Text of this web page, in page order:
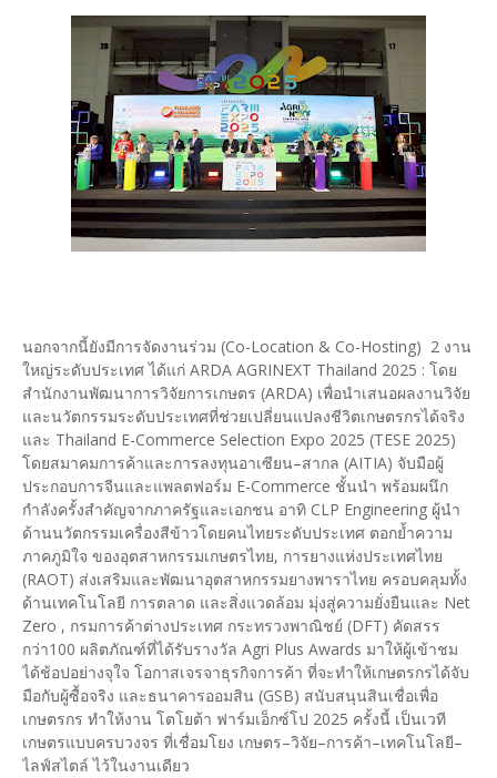
นอกจากนี้ยังมีการจัดงานร่วม (Co-Location & Co-Hosting) 2 งาน
ใหญ่ระดับประเทศ ได้แก่ ARDA AGRINEXT Thailand 2025 : โดย
สำนักงานพัฒนาการวิจัยการเกษตร (ARDA) เพื่อนำเสนอผลงานวิจัย
และนวัตกรรมระดับประเทศที่ช่วยเปลี่ยนแปลงชีวิตเกษตรกรได้จริง
และ Thailand E-Commerce Selection Expo 2025 (TESE 2025)
โดยสมาคมการค้าและการลงทุนอาเซียน–สากล (AITIA) จับมือผู้
ประกอบการจีนและแพลตฟอร์ม E-Commerce ชั้นนำ พร้อมผนึก
กำลังครั้งสำคัญจากภาครัฐและเอกชน อาทิ CLP Engineering ผู้นำ
ด้านนวัตกรรมเครื่องสีข้าวโดยคนไทยระดับประเทศ ตอกย้ำความ
ภาคภูมิใจ ของอุตสาหกรรมเกษตรไทย, การยางแห่งประเทศไทย
(RAOT) ส่งเสริมและพัฒนาอุตสาหกรรมยางพาราไทย ครอบคลุมทั้ง
ด้านเทคโนโลยี การตลาด และสิ่งแวดล้อม มุ่งสู่ความยั่งยืนและ Net
Zero , กรมการค้าต่างประเทศ กระทรวงพาณิชย์ (DFT) คัดสรร
กว่า100 ผลิตภัณฑ์ที่ได้รับรางวัล Agri Plus Awards มาให้ผู้เข้าชม
ได้ช้อปอย่างจุใจ โอกาสเจรจาธุรกิจการค้า ที่จะทำให้เกษตรกรได้จับ
มือกับผู้ซื้อจริง และธนาคารออมสิน (GSB) สนับสนุนสินเชื่อเพื่อ
เกษตรกร ทำให้งาน โตโยต้า ฟาร์มเอ็กซ์โป 2025 ครั้งนี้ เป็นเวที
เกษตรแบบครบวงจร ที่เชื่อมโยง เกษตร–วิจัย–การค้า–เทคโนโลยี–
ไลฟ์สไตล์ ไว้ในงานเดียว